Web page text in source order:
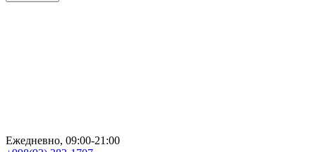
Ежедневно, 09:00-21:00